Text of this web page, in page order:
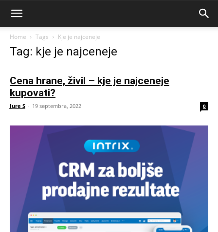
Home Tags Kje je najceneje
Tag: kje je najceneje
Cena hrane, živil – kje je najceneje
kupovati?
Jure S - 19 septembra, 2022 0